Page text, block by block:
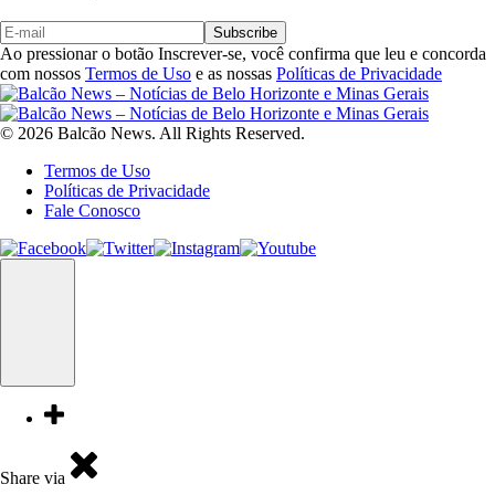
Subscribe
Ao pressionar o botão Inscrever-se, você confirma que leu e concorda
com nossos Termos de Uso e as nossas Políticas de Privacidade
© 2026 Balcão News. All Rights Reserved.
Termos de Uso
Políticas de Privacidade
Fale Conosco
Share via